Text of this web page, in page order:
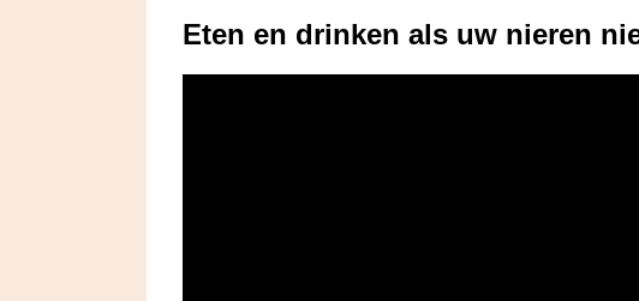
Eten en drinken als uw nieren